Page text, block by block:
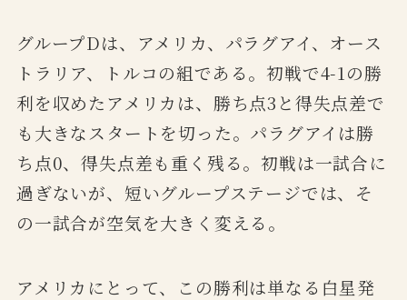
グループDは、アメリカ、パラグアイ、オース
トラリア、トルコの組である。初戦で4-1の勝
利を収めたアメリカは、勝ち点3と得失点差で
も大きなスタートを切った。パラグアイは勝
ち点0、得失点差も重く残る。初戦は一試合に
過ぎないが、短いグループステージでは、そ
の一試合が空気を大きく変える。
アメリカにとって、この勝利は単なる白星発